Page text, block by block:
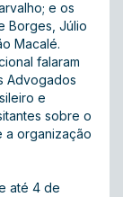
e os
Borges, Júlio
Macalé.
falaram
Advogados
e
sobre o
a organização
até 4 de